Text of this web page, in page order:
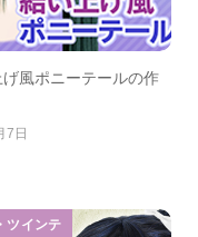
風ポニーテールの作
7日
ツインテ